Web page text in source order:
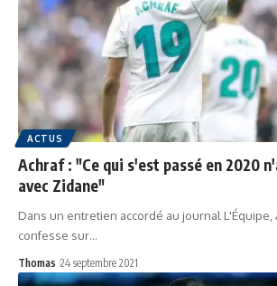
ACTUS
Achraf : "Ce qui s'est passé en 2020
avec Zidane"
Dans un entretien accordé au journal L'Équipe,
confesse sur…
Thomas 24 septembre 2021